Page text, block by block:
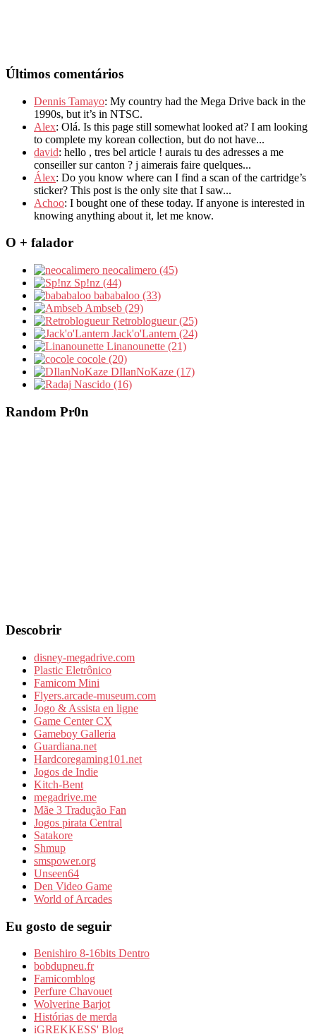
Últimos comentários
Dennis Tamayo: My country had the Mega Drive back in the
1990s, but it’s in NTSC.
Alex: Olá. Is this page still somewhat looked at? I am looking
to complete my korean collection, but do not have...
david: hello , tres bel article ! aurais tu des adresses a me
conseiller sur canton ? j aimerais faire quelques...
Álex: Do you know where can I find a scan of the cartridge’s
sticker? This post is the only site that I saw...
Achoo: I bought one of these today. If anyone is interested in
knowing anything about it, let me know.
O + falador
neocalimero (45)
Sp!nz (44)
bababaloo (33)
Ambseb (29)
Retroblogueur (25)
Jack'o'Lantern (24)
Linanounette (21)
cocole (20)
DIlanNoKaze (17)
Nascido (16)
Random Pr0n
Descobrir
disney-megadrive.com
Plastic Eletrônico
Famicom Mini
Flyers.arcade-museum.com
Jogo & Assista en ligne
Game Center CX
Gameboy Galleria
Guardiana.net
Hardcoregaming101.net
Jogos de Indie
Kitch-Bent
megadrive.me
Mãe 3 Tradução Fan
Jogos pirata Central
Satakore
Shmup
smspower.org
Unseen64
Den Video Game
World of Arcades
Eu gosto de seguir
Benishiro 8-16bits Dentro
bobdupneu.fr
Famicomblog
Perfure Chavouet
Wolverine Barjot
Histórias de merda
iGREKKESS' Blog